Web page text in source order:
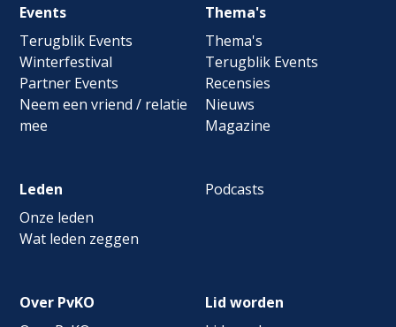
Footer
navigation
Events
Terugblik Events
Winterfestival
Partner Events
Neem een vriend / relatie
mee
Thema's
Thema's
Terugblik Events
Recensies
Nieuws
Magazine
Leden
Onze leden
Wat leden zeggen
Podcasts
Over PvKO
Lid worden